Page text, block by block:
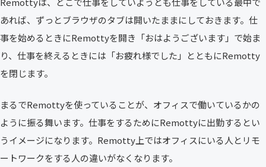
あれば、ずっとブラウザのタブは開いたままにしておきます。仕
事を始めるときにRemottyを開き「おはようございます」で始ま
り、仕事を終えるときには「お疲れ様でした」とともにRemotty
を閉じます。
まるでRemottyを使っていることが、オフィスで働いているかの
ように振る舞います。仕事をするためにRemottyに出勤するとい
うイメージになります。Remotty上ではオフィスにいる人とリモ
ートワークをする人の違いがなくなります。